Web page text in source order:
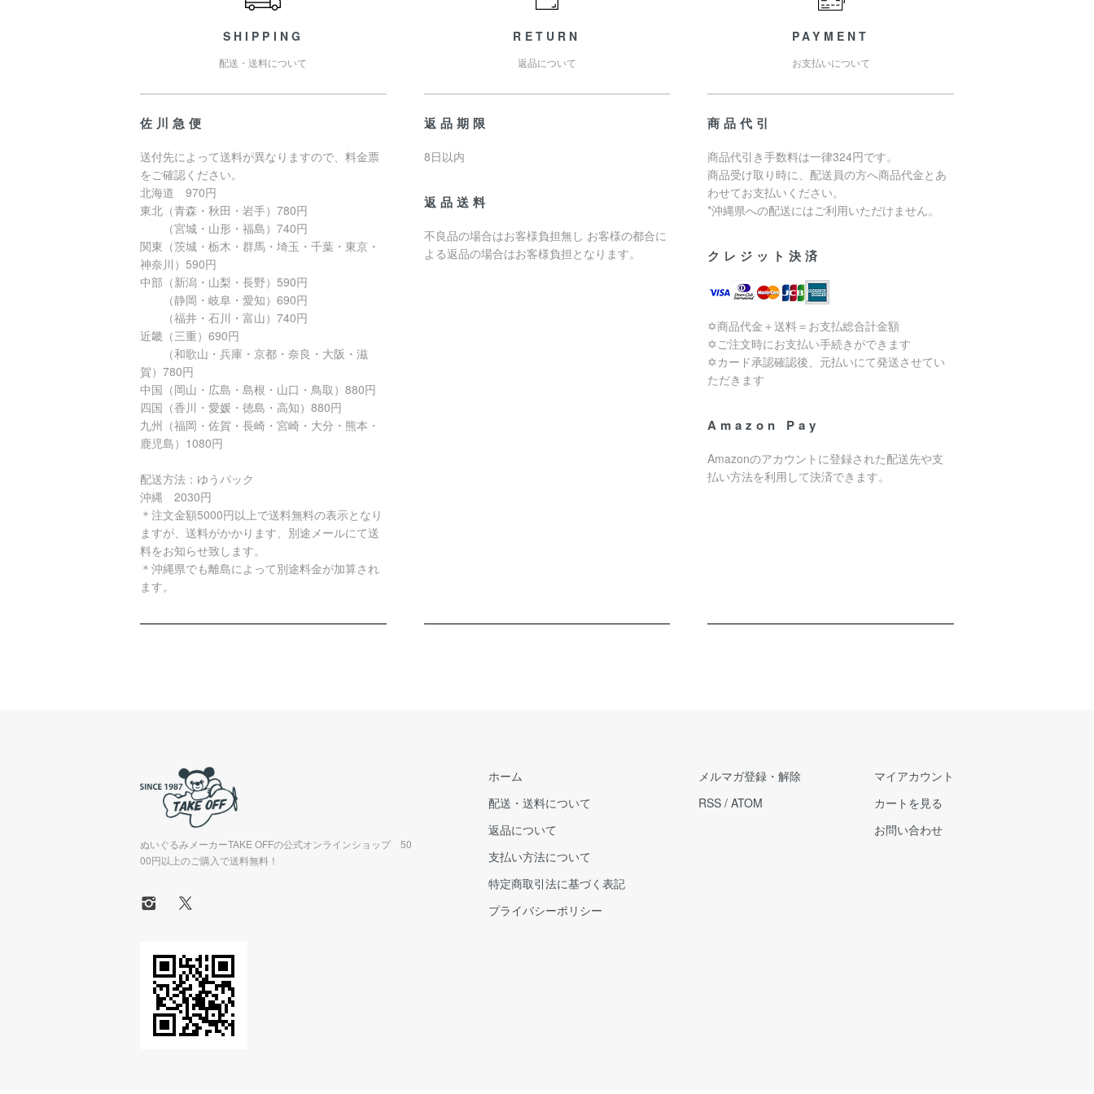
SHIPPING
配送・送料について
佐川急便
送付先によって送料が異なりますので、料金票
をご確認ください。
北海道 970円
東北（青森・秋田・岩手）780円
（宮城・山形・福島）740円
関東（茨城・栃木・群馬・埼玉・千葉・東京・
神奈川）590円
中部（新潟・山梨・長野）590円
（静岡・岐阜・愛知）690円
（福井・石川・富山）740円
近畿（三重）690円
（和歌山・兵庫・京都・奈良・大阪・滋
賀）780円
中国（岡山・広島・島根・山口・鳥取）880円
四国（香川・愛媛・徳島・高知）880円
九州（福岡・佐賀・長崎・宮崎・大分・熊本・
鹿児島）1080円
配送方法：ゆうパック
沖縄 2030円
＊注文金額5000円以上で送料無料の表示となり
ますが、送料がかかります、別途メールにて送
料をお知らせ致します。
＊沖縄県でも離島によって別途料金が加算され
ます。
RETURN
返品について
返品期限
8日以内
返品送料
不良品の場合はお客様負担無し お客様の都合に
よる返品の場合はお客様負担となります。
PAYMENT
お支払いについて
商品代引
商品代引き手数料は一律324円です。
商品受け取り時に、配送員の方へ商品代金とあ
わせてお支払いください。
*沖縄県への配送にはご利用いただけません。
クレジット決済
✡商品代金＋送料＝お支払総合計金額
✡ご注文時にお支払い手続きができます
✡カード承認確認後、元払いにて発送させてい
ただきます
Amazon Pay
Amazonのアカウントに登録された配送先や支
払い方法を利用して決済できます。
ぬいぐるみメーカーTAKE OFFの公式オンラインショップ 50
00円以上のご購入で送料無料！
ホーム
配送・送料について
返品について
支払い方法について
特定商取引法に基づく表記
プライバシーポリシー
メルマガ登録・解除
RSS / ATOM
マイアカウント
カートを見る
お問い合わせ